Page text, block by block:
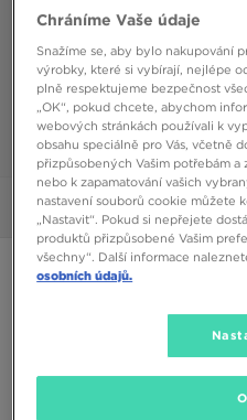
Obrázky
JORDAN AIR 1 MID
Chráníme Vaše údaje
Snažíme se, aby bylo nakupování
výrobky, které si vybírají, nejlépe
plně respektujeme bezpečnost
„OK“, pokud chcete, abychom
webových stránkách používali k
obsahu speciálně pro Vás, včetně
přizpůsobených Vašim potřebám
nebo k zapamatování vašich
nastavení souborů cookie můžete
„Nastavit“. Pokud si nepřejete
produktů přizpůsobené Vašim
všechny“. Další informace
osobních údajů.